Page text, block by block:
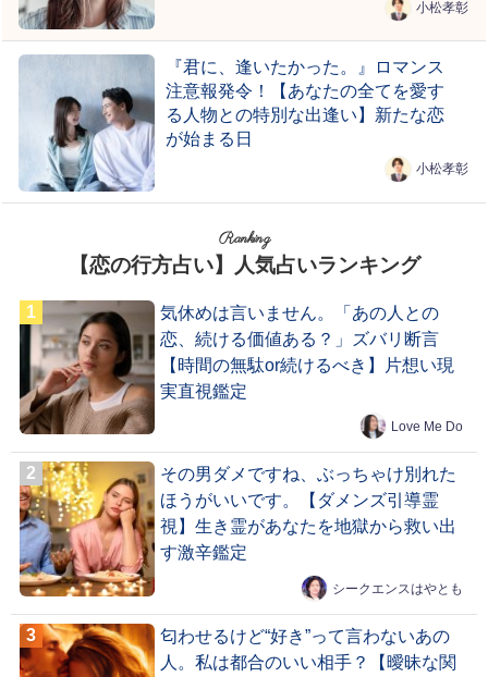
小松孝彰
『君に、逢いたかった。』ロマンス
注意報発令！【あなたの全てを愛す
る人物との特別な出逢い】新たな恋
が始まる日
小松孝彰
Ranking
【恋の行方占い】人気占いランキング
気休めは言いません。「あの人との
恋、続ける価値ある？」ズバリ断言
【時間の無駄or続けるべき】片想い現
実直視鑑定
Love Me Do
その男ダメですね、ぶっちゃけ別れた
ほうがいいです。【ダメンズ引導霊
視】生き霊があなたを地獄から救い出
す激辛鑑定
シークエンスはやとも
匂わせるけど“好き”って言わないあの
人。私は都合のいい相手？【曖昧な関